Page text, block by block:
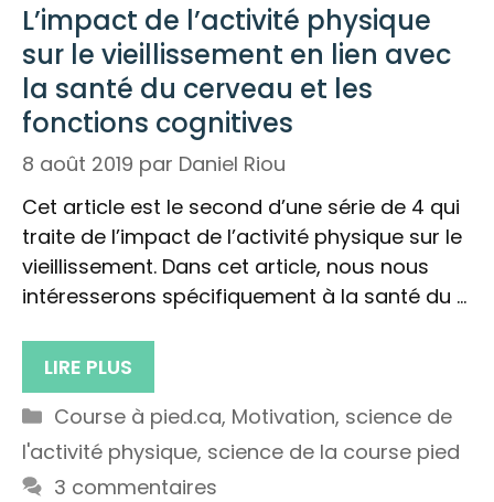
L’impact de l’activité physique
sur le vieillissement en lien avec
la santé du cerveau et les
fonctions cognitives
8 août 2019 par Daniel Riou
Cet article est le second d’une série de 4 qui
traite de l’impact de l’activité physique sur le
vieillissement. Dans cet article, nous nous
intéresserons spécifiquement à la santé du …
LIRE PLUS
Catégories
Course à pied.ca, Motivation, science de
l'activité physique, science de la course pied
3 commentaires